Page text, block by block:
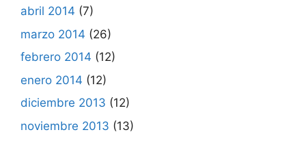
abril 2014 (7)
marzo 2014 (26)
febrero 2014 (12)
enero 2014 (12)
diciembre 2013 (12)
noviembre 2013 (13)